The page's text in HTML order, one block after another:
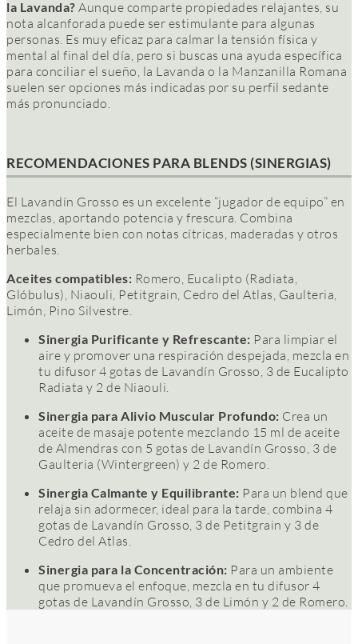
la Lavanda? Aunque comparte propiedades relajantes, su
nota alcanforada puede ser estimulante para algunas
personas. Es muy eficaz para calmar la tensión física y
mental al final del día, pero si buscas una ayuda específica
para conciliar el sueño, la Lavanda o la Manzanilla Romana
suelen ser opciones más indicadas por su perfil sedante
más pronunciado.
RECOMENDACIONES PARA BLENDS (SINERGIAS)
El Lavandín Grosso es un excelente “jugador de equipo” en
mezclas, aportando potencia y frescura. Combina
especialmente bien con notas cítricas, maderadas y otros
herbales.
Aceites compatibles: Romero, Eucalipto (Radiata,
Glóbulus), Niaouli, Petitgrain, Cedro del Atlas, Gaulteria,
Limón, Pino Silvestre.
Sinergia Purificante y Refrescante: Para limpiar el
aire y promover una respiración despejada, mezcla en
tu difusor 4 gotas de Lavandín Grosso, 3 de Eucalipto
Radiata y 2 de Niaouli.
Sinergia para Alivio Muscular Profundo: Crea un
aceite de masaje potente mezclando 15 ml de aceite
de Almendras con 5 gotas de Lavandín Grosso, 3 de
Gaulteria (Wintergreen) y 2 de Romero.
Sinergia Calmante y Equilibrante: Para un blend que
relaja sin adormecer, ideal para la tarde, combina 4
gotas de Lavandín Grosso, 3 de Petitgrain y 3 de
Cedro del Atlas.
Sinergia para la Concentración: Para un ambiente
que promueva el enfoque, mezcla en tu difusor 4
gotas de Lavandín Grosso, 3 de Limón y 2 de Romero.